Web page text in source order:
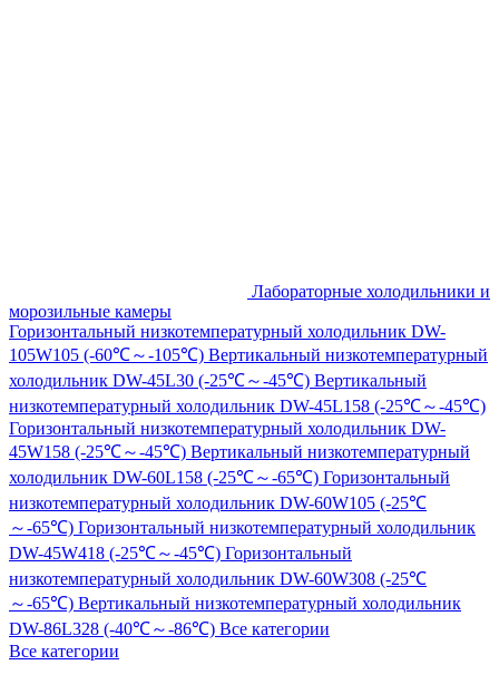
Лабораторные холодильники и
морозильные камеры
Горизонтальный низкотемпературный холодильник DW-
105W105 (-60℃～-105℃) Вертикальный низкотемпературный
холодильник DW-45L30 (-25℃～-45℃) Вертикальный
низкотемпературный холодильник DW-45L158 (-25℃～-45℃)
Горизонтальный низкотемпературный холодильник DW-
45W158 (-25℃～-45℃) Вертикальный низкотемпературный
холодильник DW-60L158 (-25℃～-65℃) Горизонтальный
низкотемпературный холодильник DW-60W105 (-25℃
～-65℃) Горизонтальный низкотемпературный холодильник
DW-45W418 (-25℃～-45℃) Горизонтальный
низкотемпературный холодильник DW-60W308 (-25℃
～-65℃) Вертикальный низкотемпературный холодильник
DW-86L328 (-40℃～-86℃) Все категории
Все категории